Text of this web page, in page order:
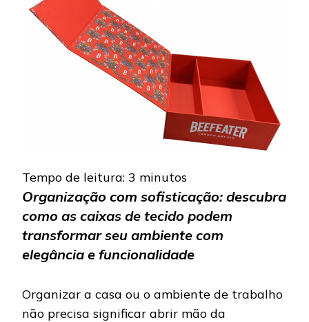
Tempo de leitura: 3 minutos
Organização com sofisticação: descubra
como as caixas de tecido podem
transformar seu ambiente com
elegância e funcionalidade
Organizar a casa ou o ambiente de trabalho
não precisa significar abrir mão da